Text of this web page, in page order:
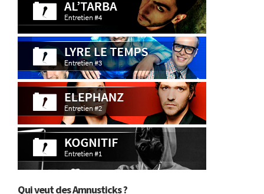
Qui veut des Amnusticks ?